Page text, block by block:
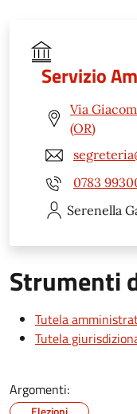
Servizio
Via
(OR)
0783
Serenella
Strumenti
Tutela
Tutela
Argomenti: